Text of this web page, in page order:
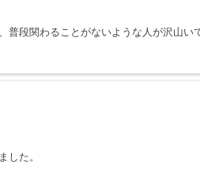
普段関わることがないような人が沢山
した。